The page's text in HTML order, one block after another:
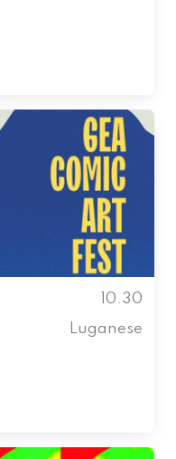
10.30
Luganese